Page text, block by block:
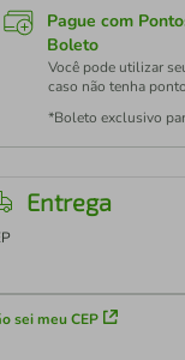
Pague com
Boleto
Você pode utilizar
caso não tenha
*Boleto exclusivo
Entrega
sei meu CEP